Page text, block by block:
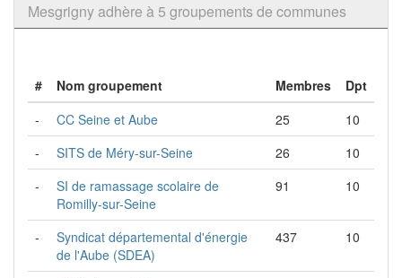
Mesgrigny adhère à 5 groupements de communes
# Nom groupement Membres
Dpt
-
CC Seine et Aube 25
10
-
SITS de Méry-sur-Seine 26
10
-
SI de ramassage scolaire de
Romilly-sur-Seine
91 10
-
Syndicat départemental d'énergie
de l'Aube (SDEA)
437 10